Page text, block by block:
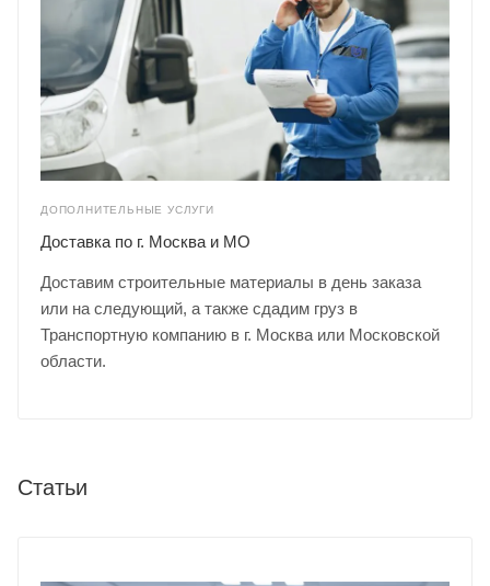
ДОПОЛНИТЕЛЬНЫЕ УСЛУГИ
Доставка по г. Москва и МО
Доставим строительные материалы в день заказа
или на следующий, а также сдадим груз в
Транспортную компанию в г. Москва или Московской
области.
Статьи